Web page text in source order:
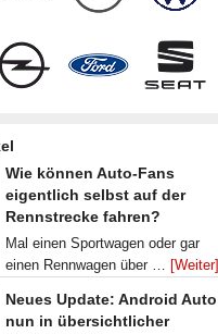
Wie können Auto-Fans
eigentlich selbst auf der
Rennstrecke fahren?
Mal einen Sportwagen oder gar
einen Rennwagen über … [Weiter]
Neues Update: Android Auto
nun in übersichtlicher